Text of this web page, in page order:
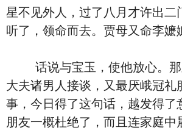
星不见外人，过了八月才许出二
听了，领命而去。贾母又命李嬷
话说与宝玉，使他放心。那
大夫诸男人接谈，又最厌峨冠礼
事，今日得了这句话，越发得了
朋友一概杜绝了，而且连家庭中